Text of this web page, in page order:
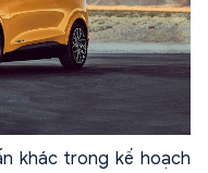
khác trong kế hoạch